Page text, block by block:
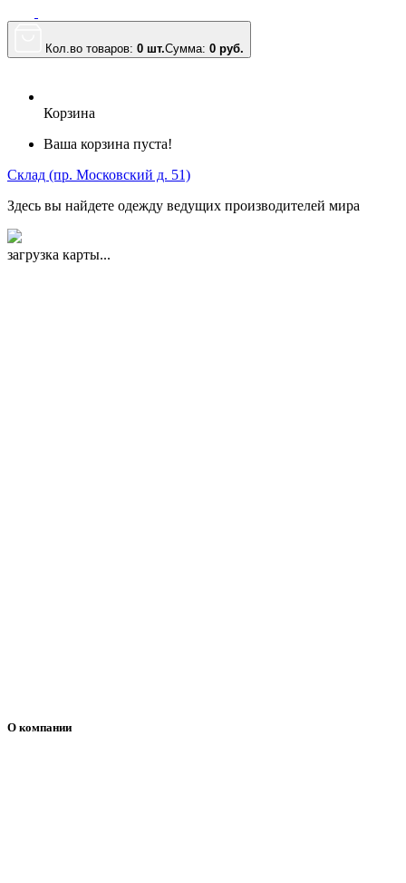
Кол.во товаров: 0 шт.Сумма: 0 руб.
Корзина
Ваша корзина пуста!
Склад (пр. Московский д. 51)
Здесь вы найдете одежду ведущих производителей мира
загрузка карты...
О компании